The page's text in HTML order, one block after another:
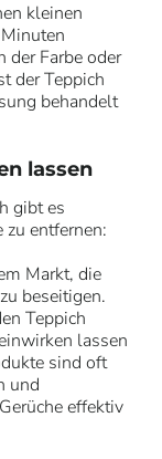
kleinen
der Farbe oder
der Teppich
behandelt
lassen
gibt es
entfernen:
Markt, die
beseitigen.
Teppich
lassen
sind oft
und
effektiv